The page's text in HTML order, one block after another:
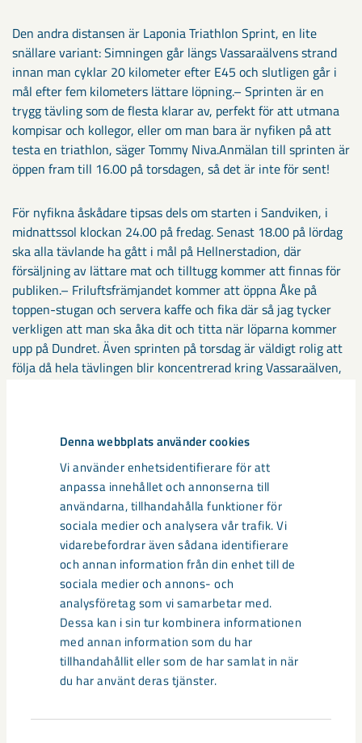
Denna webbplats använder cookies
Vi använder enhetsidentifierare för att
anpassa innehållet och annonserna till
användarna, tillhandahålla funktioner för
sociala medier och analysera vår trafik. Vi
vidarebefordrar även sådana identifierare
och annan information från din enhet till de
sociala medier och annons- och
analysföretag som vi samarbetar med.
Dessa kan i sin tur kombinera informationen
med annan information som du har
tillhandahållit eller som de har samlat in när
du har använt deras tjänster.
Den andra distansen är Laponia Triathlon Sprint, en lite
snällare variant: Simningen går längs Vassaraälvens strand
innan man cyklar 20 kilometer efter E45 och slutligen går i
mål efter fem kilometers lättare löpning.– Sprinten är en
trygg tävling som de flesta klarar av, perfekt för att utmana
kompisar och kollegor, eller om man bara är nyfiken på att
testa en triathlon, säger Tommy Niva.Anmälan till sprinten är
öppen fram till 16.00 på torsdagen, så det är inte för sent!
För nyfikna åskådare tipsas dels om starten i Sandviken, i
midnattssol klockan 24.00 på fredag. Senast 18.00 på lördag
ska alla tävlande ha gått i mål på Hellnerstadion, där
försäljning av lättare mat och tilltugg kommer att finnas för
publiken.– Friluftsfrämjandet kommer att öppna Åke på
toppen-stugan och servera kaffe och fika där så jag tycker
verkligen att man ska åka dit och titta när löparna kommer
upp på Dundret. Även sprinten på torsdag är väldigt rolig att
följa då hela tävlingen blir koncentrerad kring Vassaraälven,
Vill ni läsa mer om arrangemanget kan ni göra det här:
http://laponiatriathlon.com/
Taggar
samhällsengagemang sponsring